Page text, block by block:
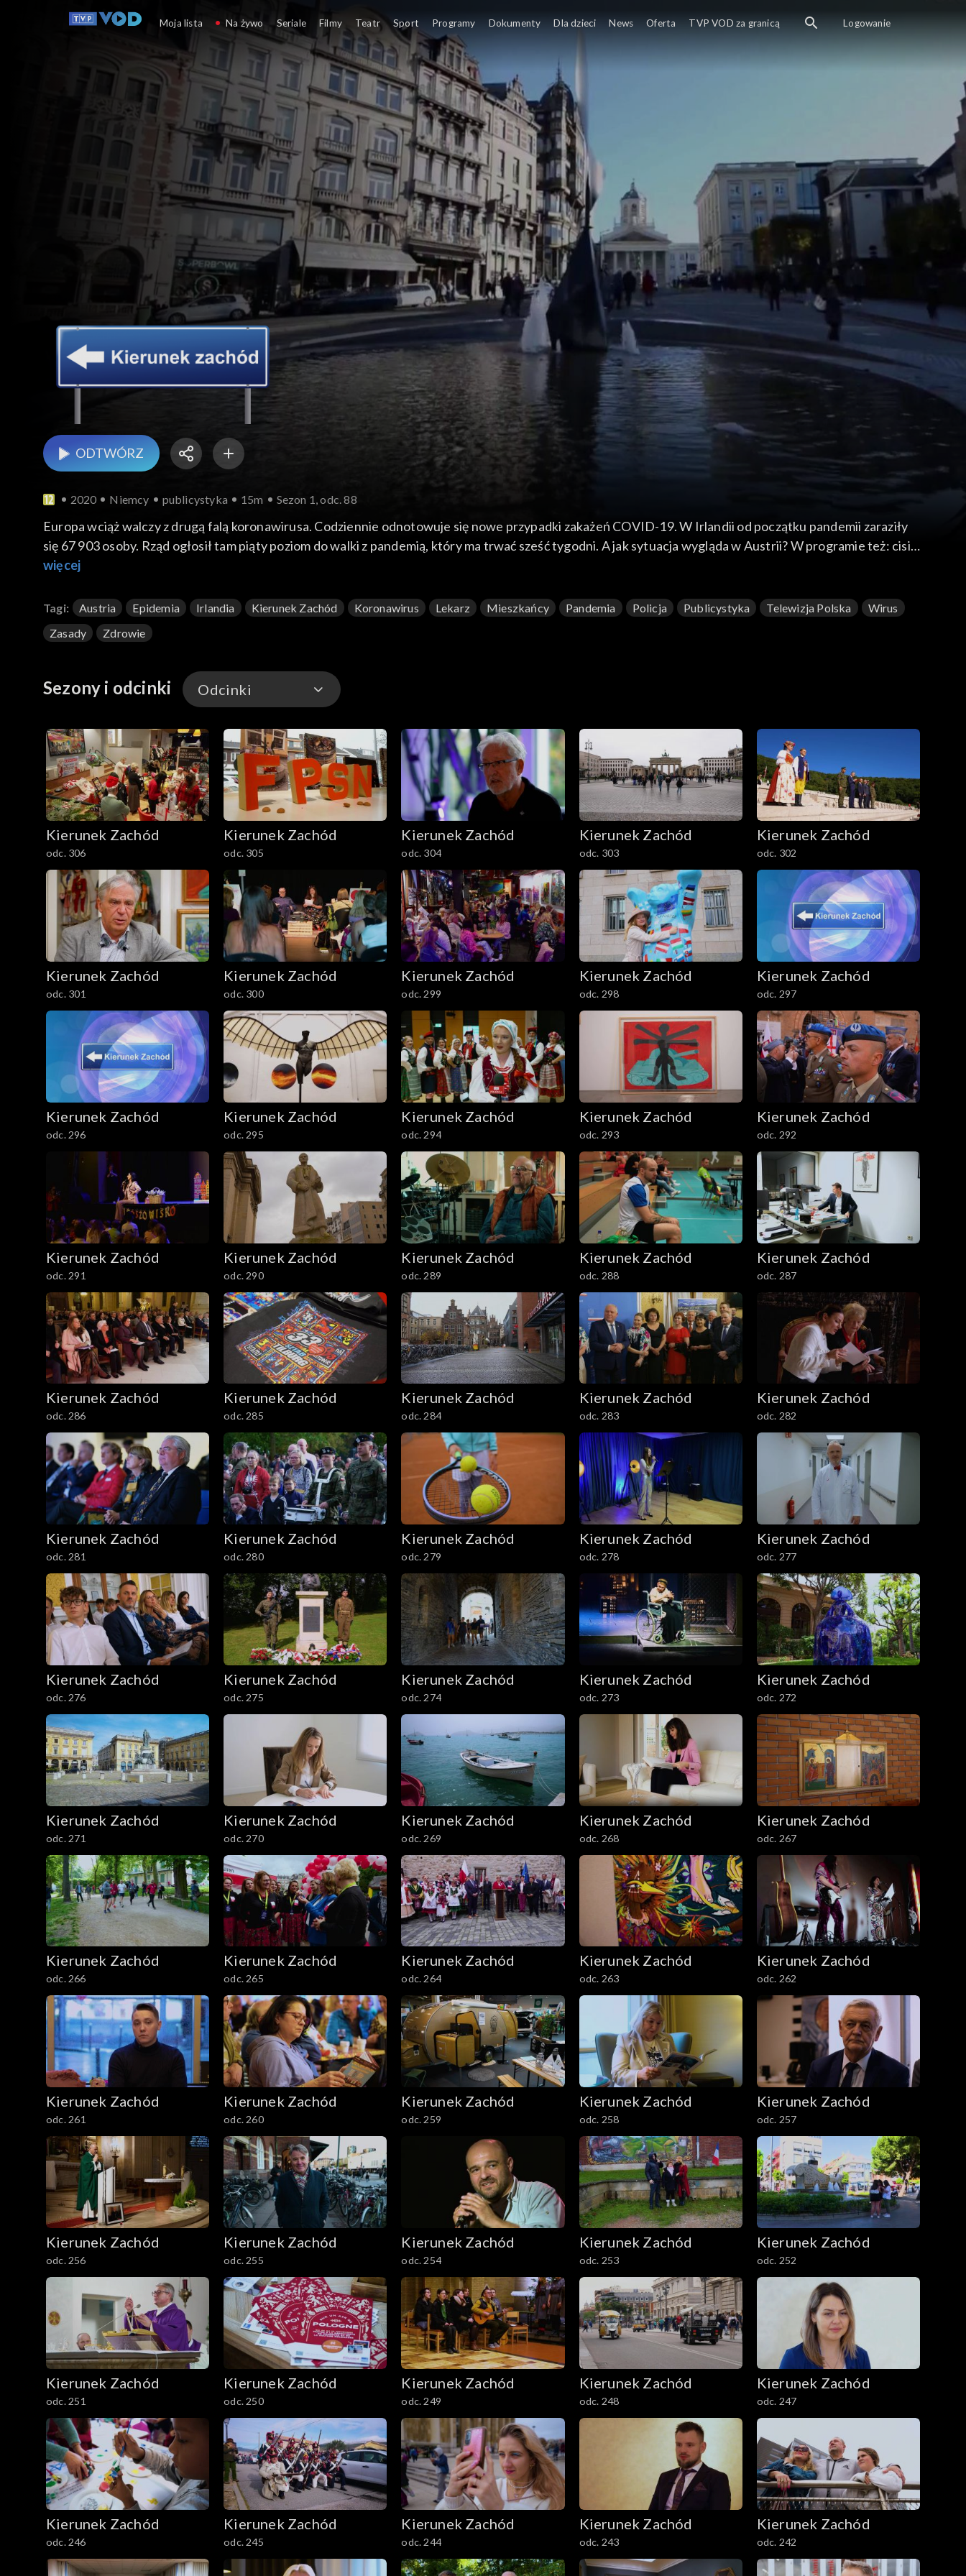
ODTWÓRZ
2020 Niemcy publicystyka 15m Sezon 1, odc. 88
Europa wciąż walczy z drugą falą koronawirusa. Codziennie odnotowuje się nowe przypadki zakażeń COVID-19. W Irlandii od początku pandemii zaraziły
się 67 903 osoby. Rząd ogłosił tam piąty poziom do walki z pandemią, który ma trwać sześć tygodni. A jak sytuacja wygląda w Austrii? W programie też: cisi
bohaterowie czasu pandemii; Polska restauracja w Holandii podczas pandemii; Nowe zasady przekraczania granic w Europie oraz polonijne zawody tenisa
więcej
Tagi: Austria Epidemia Irlandia Kierunek Zachód Koronawirus Lekarz Mieszkańcy Pandemia Policja Publicystyka Telewizja Polska
Wirus
Zasady
Zdrowie
Sezony i odcinki Odcinki
Odcinki
Kierunek Zachód
odc. 306
Kierunek Zachód
odc. 305
Kierunek Zachód
odc. 304
Kierunek Zachód
odc. 303
Kierunek Zachód
odc. 302
Kierunek Zachód
odc. 301
Kierunek Zachód
odc. 300
Kierunek Zachód
odc. 299
Kierunek Zachód
odc. 298
Kierunek Zachód
odc. 297
Kierunek Zachód
odc. 296
Kierunek Zachód
odc. 295
Kierunek Zachód
odc. 294
Kierunek Zachód
odc. 293
Kierunek Zachód
odc. 292
Kierunek Zachód
odc. 291
Kierunek Zachód
odc. 290
Kierunek Zachód
odc. 289
Kierunek Zachód
odc. 288
Kierunek Zachód
odc. 287
Kierunek Zachód
odc. 286
Kierunek Zachód
odc. 285
Kierunek Zachód
odc. 284
Kierunek Zachód
odc. 283
Kierunek Zachód
odc. 282
Kierunek Zachód
odc. 281
Kierunek Zachód
odc. 280
Kierunek Zachód
odc. 279
Kierunek Zachód
odc. 278
Kierunek Zachód
odc. 277
Kierunek Zachód
odc. 276
Kierunek Zachód
odc. 275
Kierunek Zachód
odc. 274
Kierunek Zachód
odc. 273
Kierunek Zachód
odc. 272
Kierunek Zachód
odc. 271
Kierunek Zachód
odc. 270
Kierunek Zachód
odc. 269
Kierunek Zachód
odc. 268
Kierunek Zachód
odc. 267
Kierunek Zachód
odc. 266
Kierunek Zachód
odc. 265
Kierunek Zachód
odc. 264
Kierunek Zachód
odc. 263
Kierunek Zachód
odc. 262
Kierunek Zachód
odc. 261
Kierunek Zachód
odc. 260
Kierunek Zachód
odc. 259
Kierunek Zachód
odc. 258
Kierunek Zachód
odc. 257
Kierunek Zachód
odc. 256
Kierunek Zachód
odc. 255
Kierunek Zachód
odc. 254
Kierunek Zachód
odc. 253
Kierunek Zachód
odc. 252
Kierunek Zachód
odc. 251
Kierunek Zachód
odc. 250
Kierunek Zachód
odc. 249
Kierunek Zachód
odc. 248
Kierunek Zachód
odc. 247
Kierunek Zachód
odc. 246
Kierunek Zachód
odc. 245
Kierunek Zachód
odc. 244
Kierunek Zachód
odc. 243
Kierunek Zachód
odc. 242
Moja lista Na żywo Seriale Filmy Teatr Sport Programy Dokumenty Dla dzieci News Oferta TVP VOD za granicą Logowanie